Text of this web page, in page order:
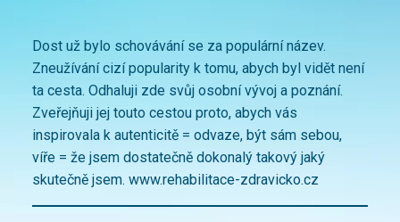
Dost už bylo schovávání se za populární název.
Zneužívání cizí popularity k tomu, abych byl vidět není
ta cesta. Odhaluji zde svůj osobní vývoj a poznání.
Zveřejňuji jej touto cestou proto, abych vás
inspirovala k autenticitě = odvaze, být sám sebou,
víře = že jsem dostatečně dokonalý takový jaký
skutečně jsem. www.rehabilitace-zdravicko.cz